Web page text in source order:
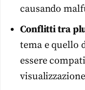
causando
Conflitti tra
tema e quello
essere